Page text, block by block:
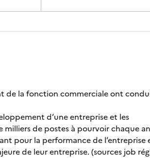
de la fonction commerciale ont
d’une entreprise et les
de postes à pourvoir chaque
pour la performance de l’entreprise
de leur entreprise. (sources job